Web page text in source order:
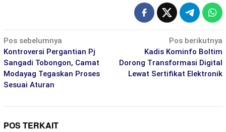
Navigasi
pos
Pos sebelumnya
Kontroversi Pergantian Pj
Sangadi Tobongon, Camat
Modayag Tegaskan Proses
Sesuai Aturan
Pos berikutnya
Kadis Kominfo Boltim
Dorong Transformasi Digital
Lewat Sertifikat Elektronik
POS TERKAIT